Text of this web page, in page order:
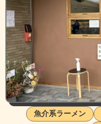
魚介系ラーメン